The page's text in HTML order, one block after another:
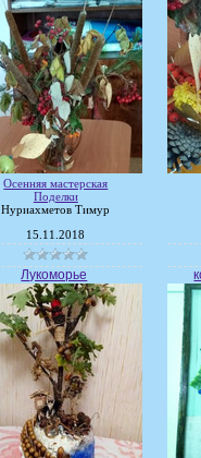
Осенняя мастерская
Поделки
Нуриахметов Тимур
15.11.2018
Лукоморье